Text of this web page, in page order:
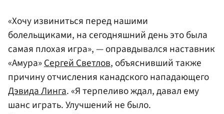
«Хочу извиниться перед нашими
болельщиками, на сегодняшний день это была
самая плохая игра», — оправдывался наставник
«Амура»Сергей Светлов, объяснивший также
причину отчисления канадского нападающего
Дэвида Линга. «Я терпеливо ждал, давал ему
шанс играть. Улучшений не было.